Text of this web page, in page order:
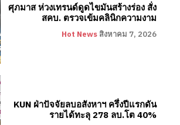
ศุภมาส ห่วงเทรนด์ดูดไขมันสร้างร่อง สั่ง
สคบ. ตรวจเข้มคลินิกความงาม
Hot News สิงหาคม 7, 2026
KUN ฝ่าปัจจัยลบอสังหาฯ ครึ่งปีแรกดัน
รายได้ทะลุ 278 ลบ.โต 40%